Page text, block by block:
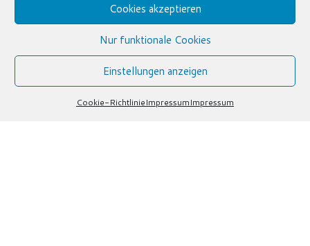
Cookies akzeptieren
Nur funktionale Cookies
Einstellungen anzeigen
Cookie-RichtlinieImpressumImpressum